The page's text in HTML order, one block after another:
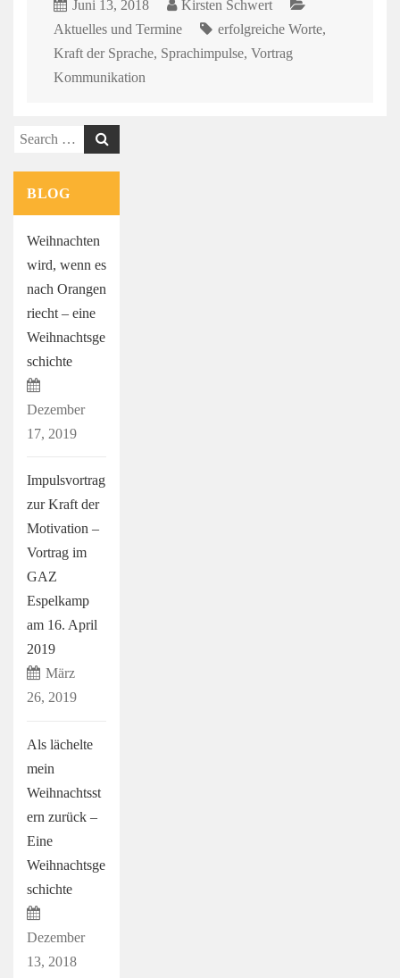
Juni 13, 2018
Kirsten Schwert
Aktuelles und Termine
erfolgreiche Worte,
Kraft der Sprache, Sprachimpulse, Vortrag
Kommunikation
Search
BLOG
Weihnachten
wird, wenn es
nach Orangen
riecht – eine
Weihnachtsge
schichte
Dezember
17, 2019
Impulsvortrag
zur Kraft der
Motivation –
Vortrag im
GAZ
Espelkamp
am 16. April
2019
März
26, 2019
Als lächelte
mein
Weihnachtsst
ern zurück –
Eine
Weihnachtsge
schichte
Dezember
13, 2018